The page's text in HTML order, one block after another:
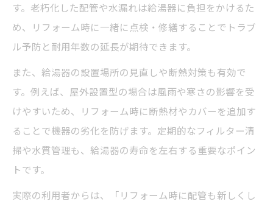
す。老朽化した配管や水漏れは給湯器に負担をかけるた
め、リフォーム時に一緒に点検・修繕することでトラブ
ル予防と耐用年数の延長が期待できます。
また、給湯器の設置場所の見直しや断熱対策も有効で
す。例えば、屋外設置型の場合は風雨や寒さの影響を受
けやすいため、リフォーム時に断熱材やカバーを追加す
ることで機器の劣化を防げます。定期的なフィルター清
掃や水質管理も、給湯器の寿命を左右する重要なポイン
トです。
実際の利用者からは、「リフォーム時に配管も新しくし